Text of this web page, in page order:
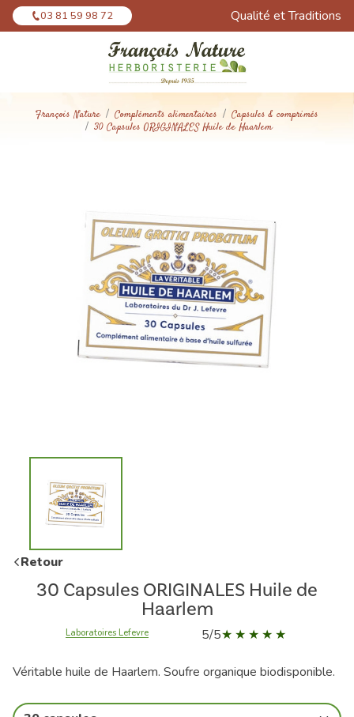
03 81 59 98 72 Qualité et Traditions
François Nature Compléments alimentaires
Capsules & comprimés
30 Capsules ORIGINALES Huile de Haarlem
Retour
30 Capsules ORIGINALES Huile de
Haarlem
Laboratoires Lefevre 5/5
Véritable huile de Haarlem. Soufre organique biodisponible.
Panneau de gestion des cookies